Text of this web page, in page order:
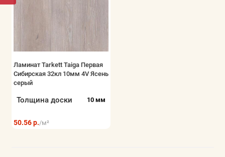
Ламинат Tarkett Taiga Первая
Сибирская 32кл 10мм 4V Ясень
серый
Толщина доски 10 мм
50.56 р./м²